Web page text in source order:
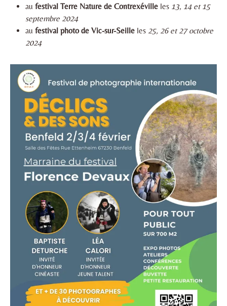
au festival Terre Nature de Contrexéville les 13, 14 et 15
septembre 2024
au festival photo de Vic-sur-Seille les 25, 26 et 27 octobre
2024